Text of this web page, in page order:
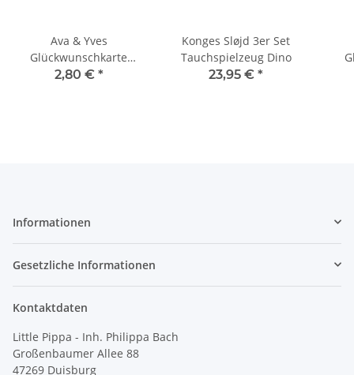
Ava & Yves
Glückwunschkarte
Elefant " Hurra
2,80 € *
Konges Sløjd 3er Set
Tauchspielzeug Dino
23,95 € *
Informationen
Gesetzliche Informationen
Kontaktdaten
Little Pippa - Inh. Philippa Bach
Großenbaumer Allee 88
47269 Duisburg